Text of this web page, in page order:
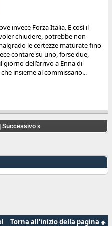
invece Forza Italia. E così il
chiudere, potrebbe non
le certezze maturate fino
contare su uno, forse due,
dell’arrivo a Enna di
insieme al commissario...
Successivo »
Torna all'inizio della pagina